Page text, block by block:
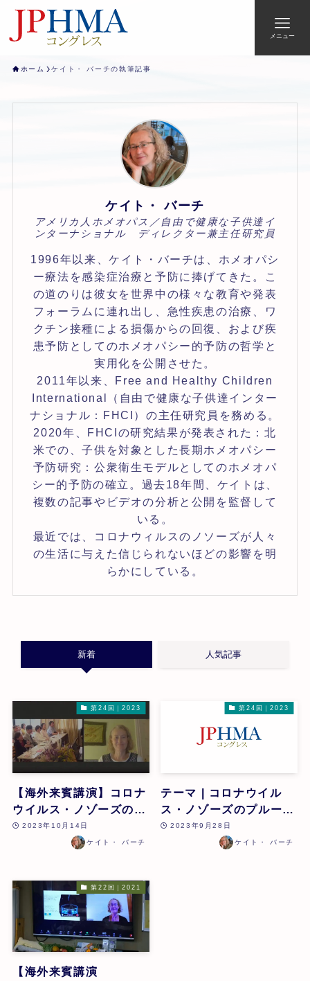
メニュー
ホーム ケイト・ バーチの執筆記事
ケイト・ バーチ
アメリカ人ホメオパス／自由で健康な子供達イ
ンターナショナル ディレクター兼主任研究員
1996年以来、ケイト・バーチは、ホメオパシ
ー療法を感染症治療と予防に捧げてきた。こ
の道のりは彼女を世界中の様々な教育や発表
フォーラムに連れ出し、急性疾患の治療、ワ
クチン接種による損傷からの回復、および疾
患予防としてのホメオパシー的予防の哲学と
実用化を公開させた。
2011年以来、Free and Healthy Children
International（自由で健康な子供達インター
ナショナル：FHCI）の主任研究員を務める。
2020年、FHCIの研究結果が発表された：北
米での、子供を対象とした長期ホメオパシー
予防研究：公衆衛生モデルとしてのホメオパ
シー的予防の確立。過去18年間、ケイトは、
複数の記事やビデオの分析と公開を監督して
いる。
最近では、コロナウィルスのノソーズが人々
の生活に与えた信じられないほどの影響を明
らかにしている。
新着 人気記事
第24回｜2023
【海外来賓講演】コロナ
ウイルス・ノゾーズのプ
ルービング – それが人類
の進化に与える影響 | ケ
2023年10月14日
ケイト・ バーチ
第24回｜2023
テーマ | コロナウイル
ス・ノゾーズのプルービ
ング – それが人類の進化
に与える影響 | ケイト・
2023年9月28日
ケイト・ バーチ
第22回｜2021
【海外来賓講演